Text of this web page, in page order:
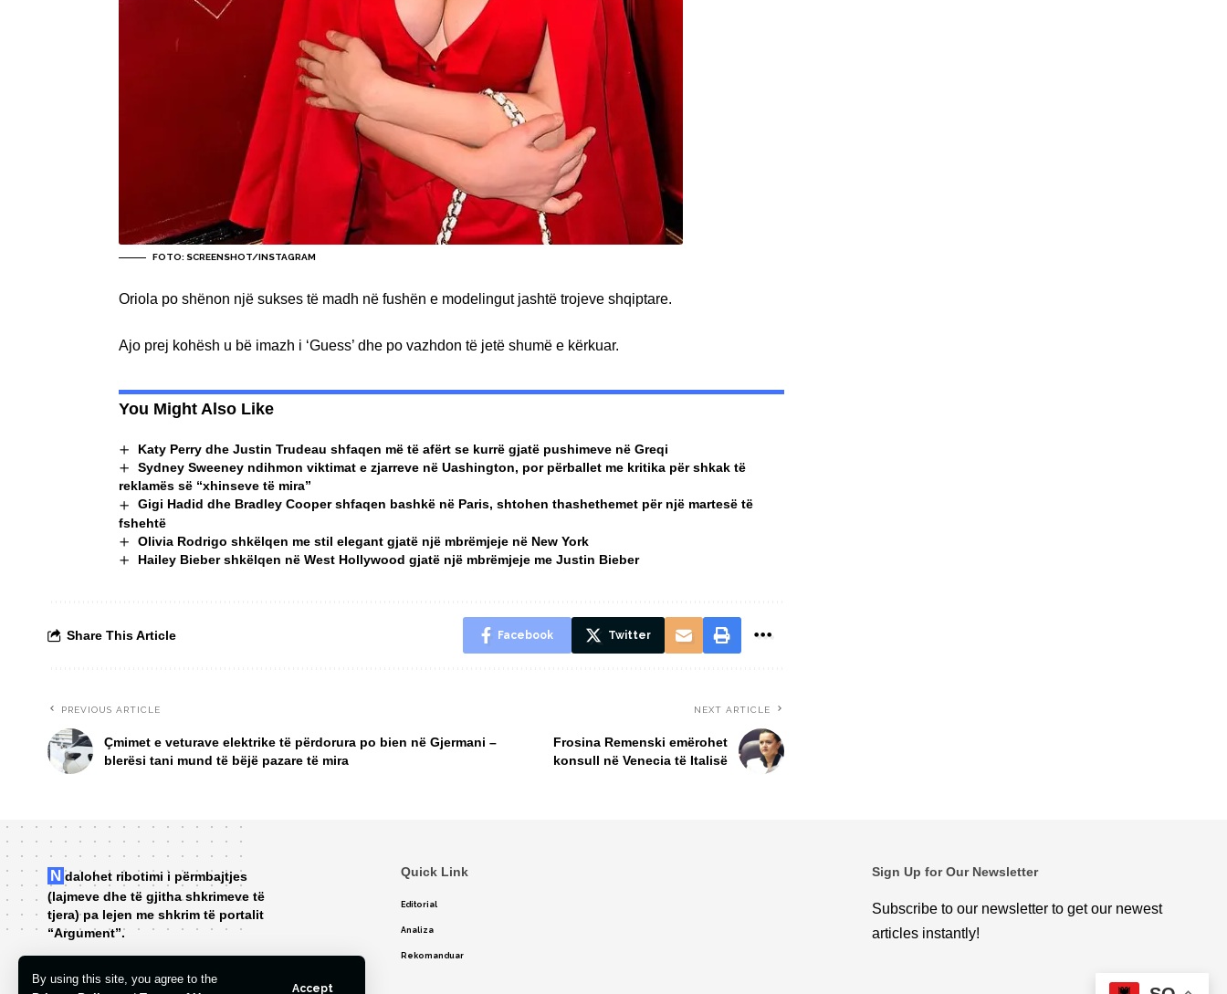
By using this site, you agree to the
Accept
FOTO: SCREENSHOT/INSTAGRAM
Oriola po shënon një sukses të madh në fushën e modelingut jashtë trojeve shqiptare.
Ajo prej kohësh u bë imazh i ‘Guess’ dhe po vazhdon të jetë shumë e kërkuar.
You Might Also Like
Katy Perry dhe Justin Trudeau shfaqen më të afërt se kurrë gjatë pushimeve në Greqi
Sydney Sweeney ndihmon viktimat e zjarreve në Uashington, por përballet me kritika për shkak të
reklamës së “xhinseve të mira”
Gigi Hadid dhe Bradley Cooper shfaqen bashkë në Paris, shtohen thashethemet për një martesë të
fshehtë
Olivia Rodrigo shkëlqen me stil elegant gjatë një mbrëmjeje në New York
Hailey Bieber shkëlqen në West Hollywood gjatë një mbrëmjeje me Justin Bieber
Share This Article Facebook Twitter
PREVIOUS ARTICLE
Çmimet e veturave elektrike të përdorura po bien në Gjermani –
blerësi tani mund të bëjë pazare të mira
NEXT ARTICLE
Frosina Remenski emërohet
konsull në Venecia të Italisë
Ndalohet ribotimi i përmbajtjes
(lajmeve dhe të gjitha shkrimeve të
tjera) pa lejen me shkrim të portalit
“Argument”.
Quick Link
Editorial
Analiza
Rekomanduar
Sign Up for Our Newsletter
Subscribe to our newsletter to get our newest
articles instantly!